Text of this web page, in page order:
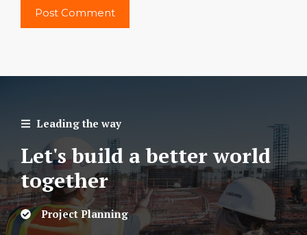
Leading the way
Let's build a better world
together
Project Planning